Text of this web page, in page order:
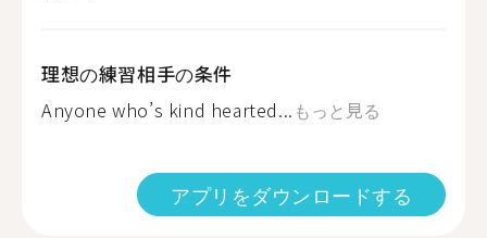
理想の練習相手の条件
Anyone who’s kind hearted... もっと見る
アプリをダウンロードする